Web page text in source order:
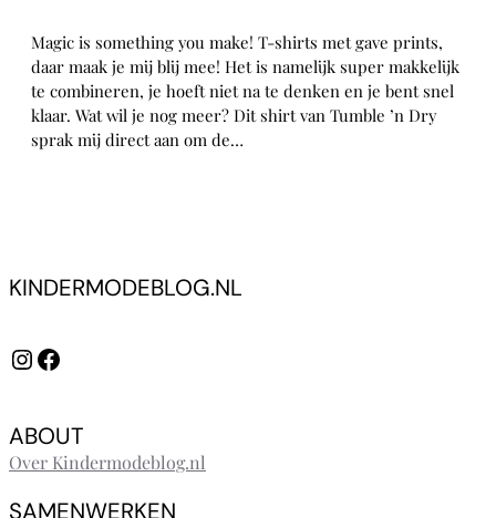
Magic is something you make! T-shirts met gave prints,
daar maak je mij blij mee! Het is namelijk super makkelijk
te combineren, je hoeft niet na te denken en je bent snel
klaar. Wat wil je nog meer? Dit shirt van Tumble ’n Dry
sprak mij direct aan om de…
KINDERMODEBLOG.NL
InstagramFacebook
ABOUT
Over Kindermodeblog.nl
SAMENWERKEN